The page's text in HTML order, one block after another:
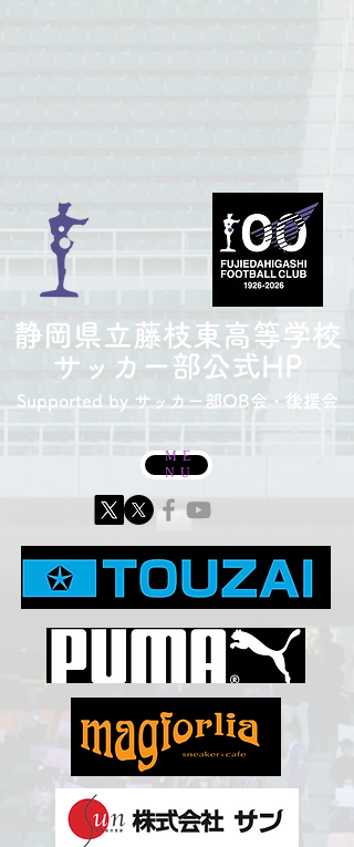
​静岡県立藤枝東高等学校
サッカー部公式HP
Supported by サッカー部OB会・後援会
ME
NU